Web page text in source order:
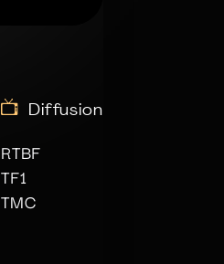
Diffusion
RTBF
TF1
TMC